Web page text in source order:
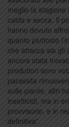
meglio la
calda e secca. Il
hanno dovuto
quanto piuttosto
che attacca sia gli
ancora stata
produttori sono
parassita
sulle piante, altri
insetticidi, ma in
provvisorio, e in
definitiva”.